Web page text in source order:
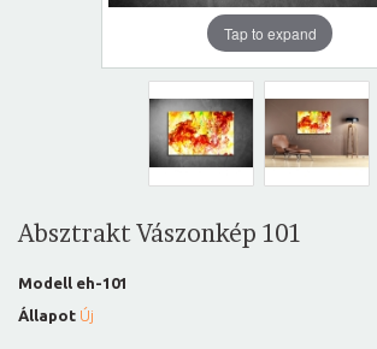
Tap to expand
Absztrakt Vászonkép 101
Modell eh-101
Állapot Új